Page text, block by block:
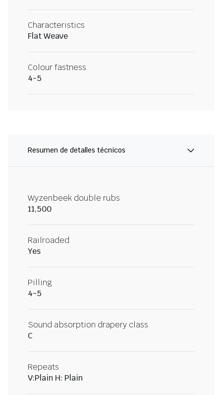
Characteristics
Flat Weave
Colour fastness
4-5
Resumen de detalles técnicos
Wyzenbeek double rubs
11,500
Railroaded
Yes
Pilling
4-5
Sound absorption drapery class
C
Repeats
V:Plain H: Plain